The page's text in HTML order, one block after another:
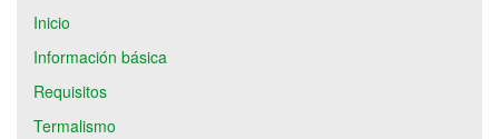
Inicio
Información básica
Requisitos
Termalismo